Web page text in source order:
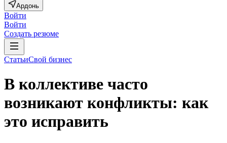
Ардонь
Войти
Войти
Создать резюме
СтатьиСвой бизнес
В коллективе часто
возникают конфликты: как
это исправить